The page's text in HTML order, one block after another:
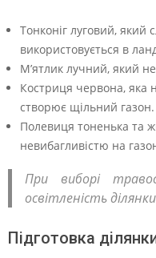
Тонконіг луговий, який
використовується в
М’ятлик лучний, який
Костриця червона, яка
створює щільний газон.
Полевиця тоненька та
невибагливістю на
При виборі
освітленість
Підготовка